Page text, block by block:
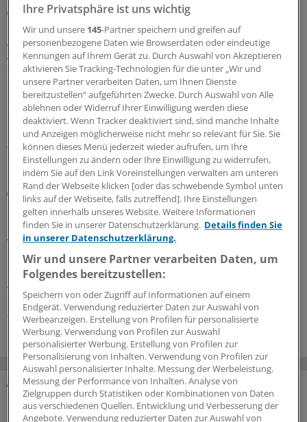
Mögliche frühe Manifestation
Erst das trockene Auge – dann die
Autoimmunerkrankung?
Trockene Augen können ein Hinweis auf eine
entstehende Autoimmunerkrankung sein – etwa
rheumatoide Arthritis oder Sjögren-Syndrom. In einer
Studie aus Taiwan gingen die Augenbeschwerden der
Diagnose im Schnitt drei Jahre voraus.
06.08.2026
Die Schattenseiten von Wimpernseren
Lange, dichte Wimpern um jeden Preis? Obacht
bei Prostaglandin-haltigen Seren!
Wo Mascara allein nicht zum gewünschten Look führt
und am Ende des Tages doch verschmiert, locken Seren,
die das Wimpernwachstum anregen. Vorsicht aber,
wenn sie Prostaglandine enthalten.
25.07.2026
DAS KÖNNTE SIE AUCH INTERESSIEREN
Ihre Privatsphäre ist uns wichtig
Wir und unsere 145-Partner speichern und greifen auf
personenbezogene Daten wie Browserdaten oder eindeutige
Kennungen auf Ihrem Gerät zu. Durch Auswahl von Akzeptieren
aktivieren Sie Tracking-Technologien für die unter „Wir und
unsere Partner verarbeiten Daten, um Ihnen Dienste
bereitzustellen“ aufgeführten Zwecke. Durch Auswahl von Alle
ablehnen oder Widerruf Ihrer Einwilligung werden diese
deaktiviert. Wenn Tracker deaktiviert sind, sind manche Inhalte
und Anzeigen möglicherweise nicht mehr so relevant für Sie. Sie
können dieses Menü jederzeit wieder aufrufen, um Ihre
Einstellungen zu ändern oder Ihre Einwilligung zu widerrufen,
indem Sie auf den Link Voreinstellungen verwalten am unteren
Rand der Webseite klicken [oder das schwebende Symbol unten
links auf der Webseite, falls zutreffend]. Ihre Einstellungen
gelten innerhalb unseres Website. Weitere Informationen
finden Sie in unserer Datenschutzerklärung. Details finden Sie
in unserer Datenschutzerklärung.
Wir und unsere Partner verarbeiten Daten, um
Folgendes bereitzustellen:
Speichern von oder Zugriff auf Informationen auf einem
Endgerät. Verwendung reduzierter Daten zur Auswahl von
Werbeanzeigen. Erstellung von Profilen für personalisierte
Werbung. Verwendung von Profilen zur Auswahl
personalisierter Werbung. Erstellung von Profilen zur
Personalisierung von Inhalten. Verwendung von Profilen zur
Auswahl personalisierter Inhalte. Messung der Werbeleistung.
Messung der Performance von Inhalten. Analyse von
Zielgruppen durch Statistiken oder Kombinationen von Daten
aus verschiedenen Quellen. Entwicklung und Verbesserung der
Angebote. Verwendung reduzierter Daten zur Auswahl von